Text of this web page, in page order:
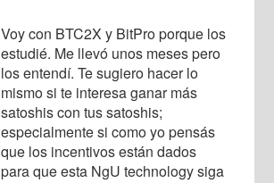
Voy con BTC2X y BitPro porque los
estudié. Me llevó unos meses pero
los entendí. Te sugiero hacer lo
mismo si te interesa ganar más
satoshis con tus satoshis;
especialmente si como yo pensás
que los incentivos están dados
para que esta NgU technology siga